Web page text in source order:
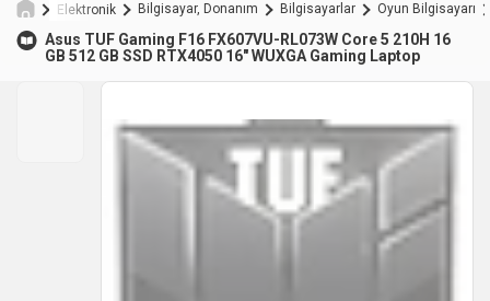
Elektronik Bilgisayar, Donanım Bilgisayarlar Oyun Bilgisayarı
Asus TUF Gaming F16 FX607VU-RL073W Core 5 210H 16
GB 512 GB SSD RTX4050 16" WUXGA Gaming Laptop